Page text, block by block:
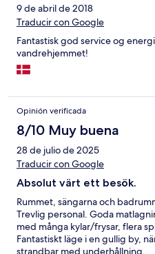
9 de abril de 2018
Traducir con Google
Fantastisk god service og
vandrehjemmet!
Opinión verificada
8/10 Muy buena
28 de julio de 2025
Traducir con Google
Absolut värt ett besök.
Rummet, sängarna och
Trevlig personal. Goda
med många kylar/frysar, flera
Fantastiskt läge i en gullig by,
strandbar med underhållning.